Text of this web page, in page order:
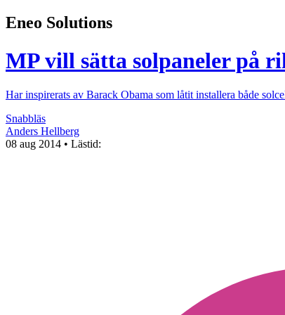
Eneo Solutions
MP vill sätta solpaneler på
Har inspirerats av Barack Obama som låtit installera både
Snabbläs
Anders Hellberg
08 aug 2014 • Lästid: